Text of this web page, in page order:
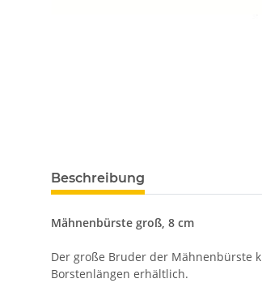
Beschreibung
Mähnenbürste groß, 8 cm
Der große Bruder der Mähnenbürste
Borstenlängen erhältlich.